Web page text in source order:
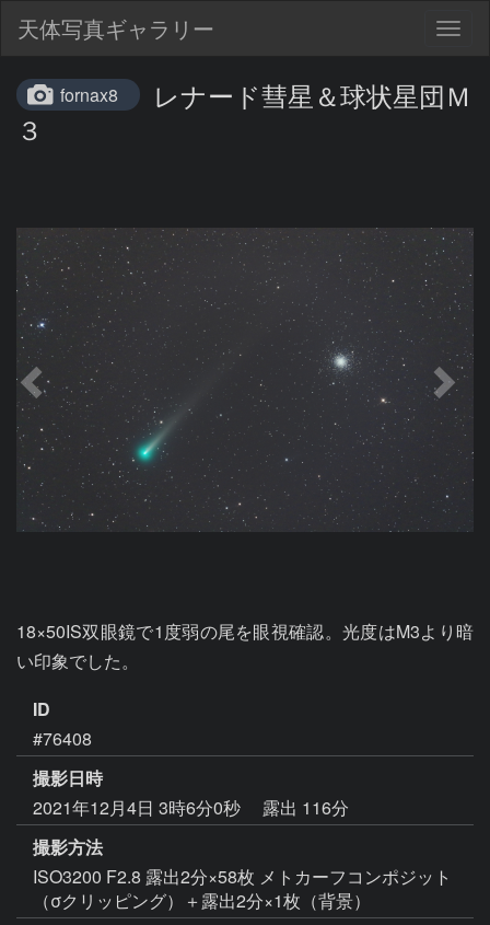
天体写真ギャラリー
fornax8
レナード彗星＆球状星団Ｍ
３
18×50IS双眼鏡で1度弱の尾を眼視確認。光度はM3より暗
い印象でした。
ID
#76408
撮影日時
2021年12月4日 3時6分0秒
露出 116分
撮影方法
ISO3200 F2.8 露出2分×58枚 メトカーフコンポジット
（σクリッピング）＋露出2分×1枚（背景）